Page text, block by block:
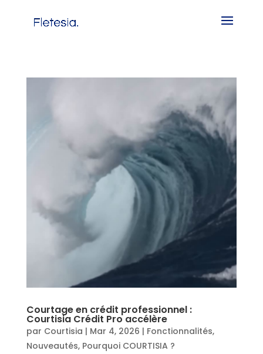
Courtage en crédit professionnel :
Courtisia Crédit Pro accélère
par Courtisia | Mar 4, 2026 | Fonctionnalités,
Nouveautés, Pourquoi COURTISIA ?